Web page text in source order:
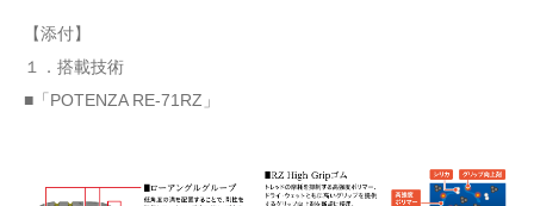
【添付】
１．搭載技術
■「POTENZA RE-71RZ」